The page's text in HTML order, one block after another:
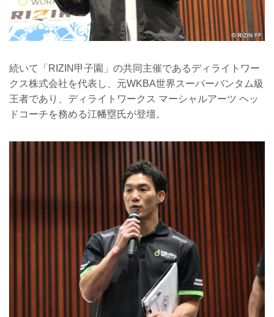
続いて「RIZIN甲子園」の共同主催であるディライトワー
クス株式会社を代表し、元WKBA世界スーパーバンタム級
王者であり、ディライトワークス マーシャルアーツ ヘッ
ドコーチを務める江幡塁氏が登壇。